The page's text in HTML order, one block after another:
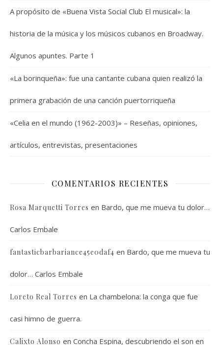
A propósito de «Buena Vista Social Club El musical»: la
historia de la música y los músicos cubanos en Broadway.
Algunos apuntes. Parte 1
«La borinqueña»: fue una cantante cubana quien realizó la
primera grabación de una canción puertorriqueña
«Celia en el mundo (1962-2003)» – Reseñas, opiniones,
artículos, entrevistas, presentaciones
COMENTARIOS RECIENTES
Rosa Marquetti Torres en Bardo, que me mueva tu dolor…
Carlos Embale
fantasticbarbariance45e0daf4 en Bardo, que me mueva tu
dolor… Carlos Embale
Loreto Real Torres en La chambelona: la conga que fue
casi himno de guerra.
Calixto Alonso en Concha Espina, descubriendo el son en